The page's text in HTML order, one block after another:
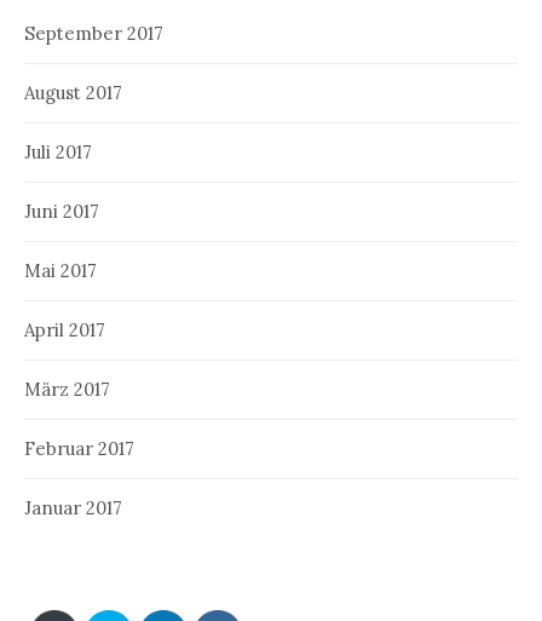
September 2017
August 2017
Juli 2017
Juni 2017
Mai 2017
April 2017
März 2017
Februar 2017
Januar 2017